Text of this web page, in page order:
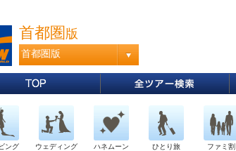
首都圏 版
首都圏版
ング ウェディング ハネムーン ひとり旅 ファミ割